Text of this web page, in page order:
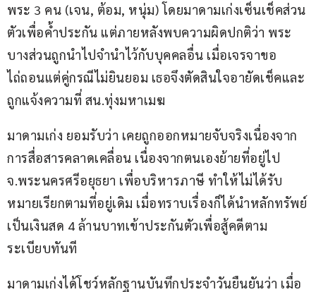
พระ 3 คน (เจน, ต้อม, หนุ่ม) โดยมาดามเก่งเซ็นเช็คส่วน
ตัวเพื่อค้ำประกัน แต่ภายหลังพบความผิดปกติว่า พระ
บางส่วนถูกนำไปจำนำไว้กับบุคคลอื่น เมื่อเจรจาขอ
ไถ่ถอนแต่คู่กรณีไม่ยินยอม เธอจึงตัดสินใจอายัดเช็คและ
ถูกแจ้งความที่ สน.ทุ่งมหาเมฆ
มาดามเก่ง ยอมรับว่า เคยถูกออกหมายจับจริงเนื่องจาก
การสื่อสารคลาดเคลื่อน เนื่องจากตนเองย้ายที่อยู่ไป
จ.พระนครศรีอยุธยา เพื่อบริหารภาษี ทำให้ไม่ได้รับ
หมายเรียกตามที่อยู่เดิม เมื่อทราบเรื่องก็ได้นำหลักทรัพย์
เป็นเงินสด 4 ล้านบาทเข้าประกันตัวเพื่อสู้คดีตาม
ระเบียบทันที
มาดามเก่งได้โชว์หลักฐานบันทึกประจำวันยืนยันว่า เมื่อ